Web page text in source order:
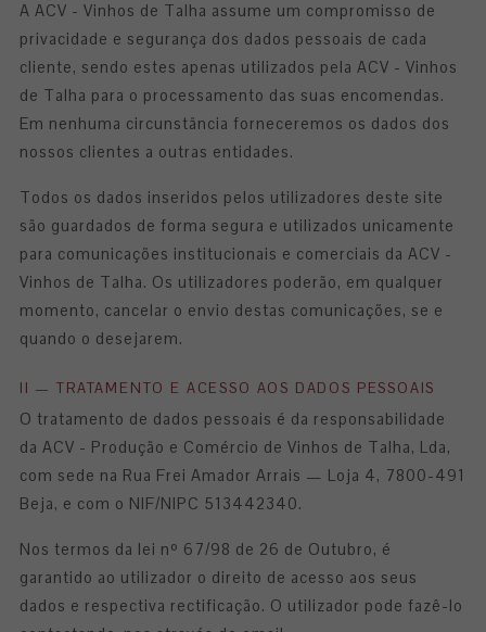
A ACV - Vinhos de Talha assume um compromisso de
privacidade e segurança dos dados pessoais de cada
cliente, sendo estes apenas utilizados pela ACV - Vinhos
de Talha para o processamento das suas encomendas.
Em nenhuma circunstância forneceremos os dados dos
nossos clientes a outras entidades.
Todos os dados inseridos pelos utilizadores deste site
são guardados de forma segura e utilizados unicamente
para comunicações institucionais e comerciais da ACV -
Vinhos de Talha. Os utilizadores poderão, em qualquer
momento, cancelar o envio destas comunicações, se e
quando o desejarem.
II — TRATAMENTO E ACESSO AOS DADOS PESSOAIS
O tratamento de dados pessoais é da responsabilidade
da ACV - Produção e Comércio de Vinhos de Talha, Lda,
com sede na Rua Frei Amador Arrais — Loja 4, 7800-491
Beja, e com o NIF/NIPC 513442340.
Nos termos da lei nº 67/98 de 26 de Outubro, é
garantido ao utilizador o direito de acesso aos seus
dados e respectiva rectificação. O utilizador pode fazê-lo